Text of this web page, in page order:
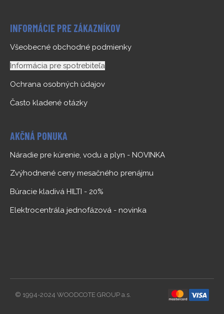
INFORMÁCIE PRE ZÁKAZNÍKOV
Všeobecné obchodné podmienky
Informácia pre spotrebiteľa
Ochrana osobných údajov
Často kladené otázky
AKČNÁ PONUKA
Náradie pre kúrenie, vodu a plyn - NOVINKA
Zvýhodnené ceny mesačného prenájmu
Búracie kladivá HILTI - 20%
Elektrocentrála jednofázová - novinka
© 1994-2024 WOODCOTE GROUP a.s.